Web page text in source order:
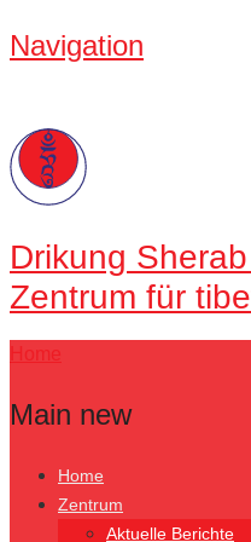
Navigation
Drikung
Zentrum für
Home
Main new
Home
Zentrum
Aktuelle Berichte